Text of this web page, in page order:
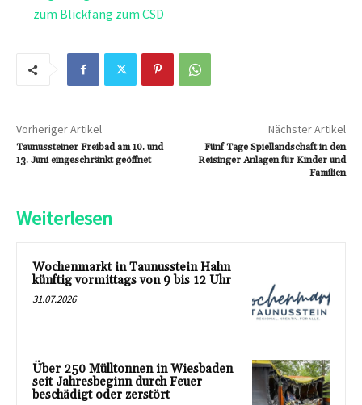
zum Blickfang zum CSD
Vorheriger Artikel
Taunussteiner Freibad am 10. und
13. Juni eingeschränkt geöffnet
Nächster Artikel
Fünf Tage Spiellandschaft in den
Reisinger Anlagen für Kinder und
Familien
Weiterlesen
Wochenmarkt in Taunusstein Hahn
künftig vormittags von 9 bis 12 Uhr
31.07.2026
Über 250 Mülltonnen in Wiesbaden
seit Jahresbeginn durch Feuer
beschädigt oder zerstört